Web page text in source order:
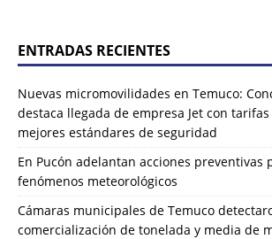
ENTRADAS RECIENTES
Nuevas micromovilidades en Temuco:
destaca llegada de empresa Jet con
mejores estándares de seguridad
En Pucón adelantan acciones preventivas
fenómenos meteorológicos
Cámaras municipales de Temuco
comercialización de tonelada y media de